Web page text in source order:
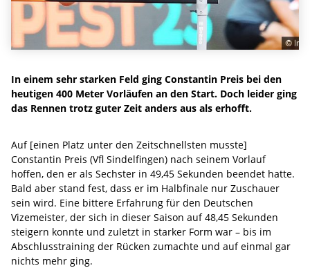
In einem sehr starken Feld ging Constantin Preis bei den
heutigen 400 Meter Vorläufen an den Start. Doch leider ging
das Rennen trotz guter Zeit anders aus als erhofft.
Auf [einen Platz unter den Zeitschnellsten musste]
Constantin Preis (Vfl Sindelfingen) nach seinem Vorlauf
hoffen, den er als Sechster in 49,45 Sekunden beendet hatte.
Bald aber stand fest, dass er im Halbfinale nur Zuschauer
sein wird. Eine bittere Erfahrung für den Deutschen
Vizemeister, der sich in dieser Saison auf 48,45 Sekunden
steigern konnte und zuletzt in starker Form war – bis im
Abschlusstraining der Rücken zumachte und auf einmal gar
nichts mehr ging.